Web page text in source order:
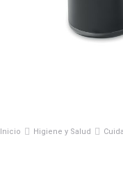
Estás aquí:
Inicio Higiene y Salud